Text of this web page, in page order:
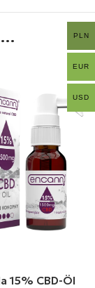
…
15% CBD-Öl
PLN
EUR
USD